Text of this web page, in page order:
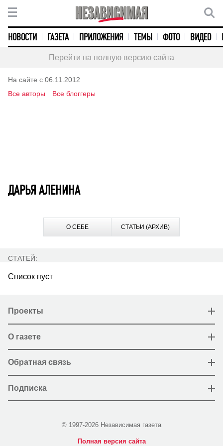
НОВОСТИ ГАЗЕТА ПРИЛОЖЕНИЯ ТЕМЫ ФОТО ВИДЕО
Перейти на полную версию сайта
На сайте с 06.11.2012
Все авторы
Все блоггеры
ДАРЬЯ АЛЕНИНА
О СЕБЕ СТАТЬИ (АРХИВ)
СТАТЕЙ:
Список пуст
Проекты
О газете
Обратная связь
Подписка
© 1997-2026 Независимая газета
Полная версия сайта